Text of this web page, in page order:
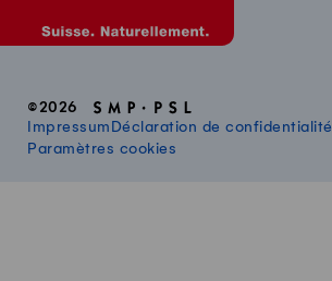
©2026
Impressum Déclaration de confidentialité
Paramètres cookies